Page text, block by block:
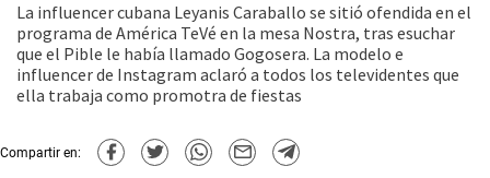
La influencer cubana Leyanis Caraballo se sitió ofendida en el
programa de América TeVé en la mesa Nostra, tras esuchar
que el Pible le había llamado Gogosera. La modelo e
influencer de Instagram aclaró a todos los televidentes que
ella trabaja como promotra de fiestas
Compartir en: